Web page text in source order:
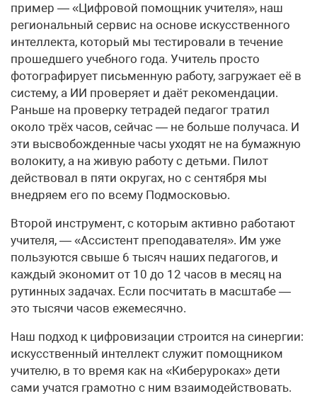
пример — «Цифровой помощник учителя», наш
региональный сервис на основе искусственного
интеллекта, который мы тестировали в течение
прошедшего учебного года. Учитель просто
фотографирует письменную работу, загружает её в
систему, а ИИ проверяет и даёт рекомендации.
Раньше на проверку тетрадей педагог тратил
около трёх часов, сейчас — не больше получаса. И
эти высвобожденные часы уходят не на бумажную
волокиту, а на живую работу с детьми. Пилот
действовал в пяти округах, но с сентября мы
внедряем его по всему Подмосковью.
Второй инструмент, с которым активно работают
учителя, — «Ассистент преподавателя». Им уже
пользуются свыше 6 тысяч наших педагогов, и
каждый экономит от 10 до 12 часов в месяц на
рутинных задачах. Если посчитать в масштабе —
это тысячи часов ежемесячно.
Наш подход к цифровизации строится на синергии:
искусственный интеллект служит помощником
учителю, в то время как на «Киберуроках» дети
сами учатся грамотно с ним взаимодействовать.